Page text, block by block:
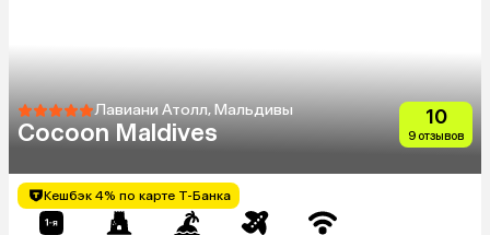
Лавиани Атолл, Мальдивы
Cocoon Maldives
10
9 отзывов
Кешбэк 4% по карте Т-Банка